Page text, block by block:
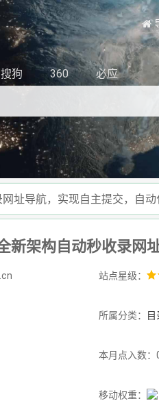
搜狗 360 必应
址导航，实现自主提交，自
站点星级：
所属分类：
本月点入数：
移动权重：